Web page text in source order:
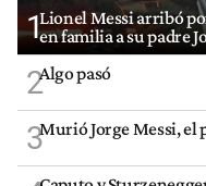
1Lionel Messi arribó
en familia a su padre
2Algo pasó
3Murió Jorge Messi, el